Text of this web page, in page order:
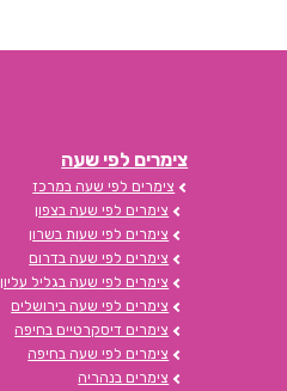
צימרים לפי שעה
צימרים לפי שעה במרכז
צימרים לפי שעה בצפון
צימרים לפי שעות בשרון
צימרים לפי שעה בדרום
צימרים לפי שעה בגליל עליון
צימרים לפי שעה בירושלים
צימרים דיסקרטיים בחיפה
צימרים לפי שעה בחיפה
צימרים בנהריה